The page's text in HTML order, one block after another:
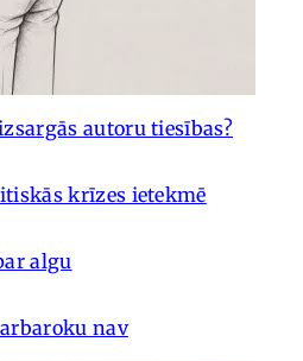
autoru tiesības?
krīzes ietekmē
algu
nav